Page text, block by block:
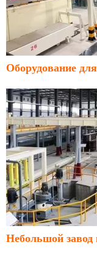
Оборудование
Небольшой завод